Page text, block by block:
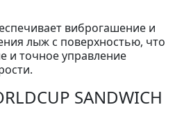
виброгашение и
лыж с поверхностью, что
и точное управление
SANDWICH